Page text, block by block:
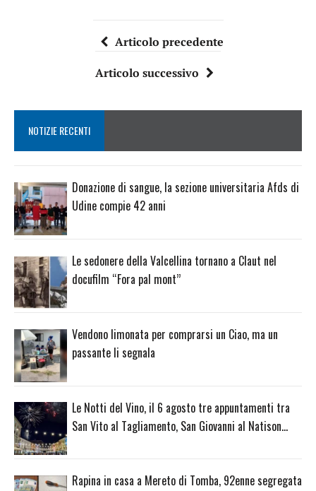
Articolo precedente
Articolo successivo
NOTIZIE RECENTI
Donazione di sangue, la sezione universitaria Afds di
Udine compie 42 anni
Le sedonere della Valcellina tornano a Claut nel
docufilm “Fora pal mont”
Vendono limonata per comprarsi un Ciao, ma un
passante li segnala
Le Notti del Vino, il 6 agosto tre appuntamenti tra
San Vito al Tagliamento, San Giovanni al Natison…
Rapina in casa a Mereto di Tomba, 92enne segregata